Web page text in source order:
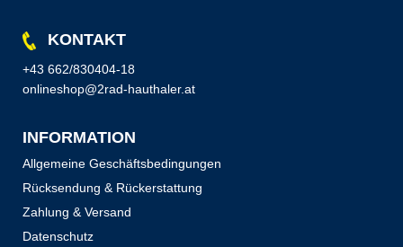
KONTAKT
+43 662/830404-18
onlineshop@2rad-hauthaler.at
INFORMATION
Allgemeine Geschäftsbedingungen
Rücksendung & Rückerstattung
Zahlung & Versand
Datenschutz